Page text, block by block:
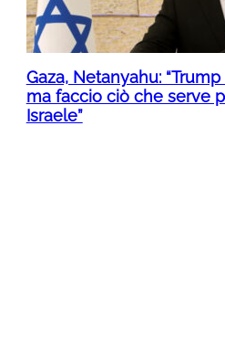
Gaza, Netanyahu:
ma faccio ciò che serve
Israele”